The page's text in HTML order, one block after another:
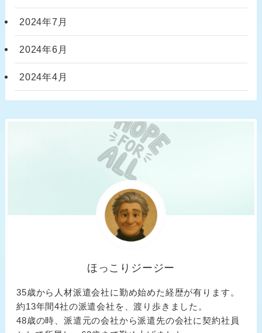
2024年7月
2024年6月
2024年4月
ほっこりジージー
35歳から人材派遣会社に勤め始めた経歴が有ります。
約13年間4社の派遣会社を、渡り歩きました。
48歳の時、派遣元の会社から派遣先の会社に契約社員